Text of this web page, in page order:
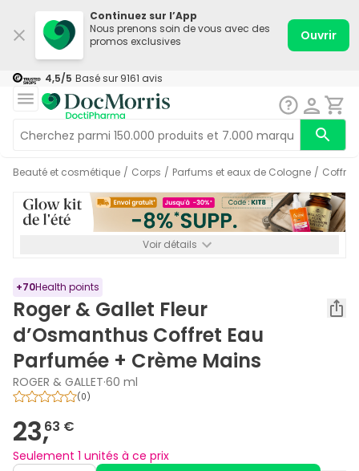
Continuez sur l’App
Nous prenons soin de vous avec des
promos exclusives
Ouvrir
4,5/5 Basé sur 9161 avis
Beauté et cosmétique / Corps / Parfums et eaux de Cologne /
Voir détails
+70Health points
Roger & Gallet Fleur
d’Osmanthus Coffret Eau
Parfumée + Crème Mains
ROGER & GALLET·60 ml
(0)
23,63 €
Seulement 1 unités à ce prix